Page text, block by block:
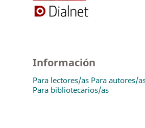
Información
Para lectores/as Para autores/
Para bibliotecarios/as